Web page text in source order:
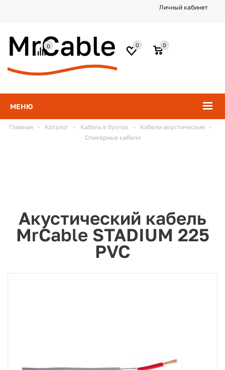
Личный кабинет
МЕНЮ
0
0
0
Главная - Каталог - Кабель в бухтах - Кабели акустические
-
Спикерные кабели
Акустический кабель
MrCable STADIUM 225
PVC